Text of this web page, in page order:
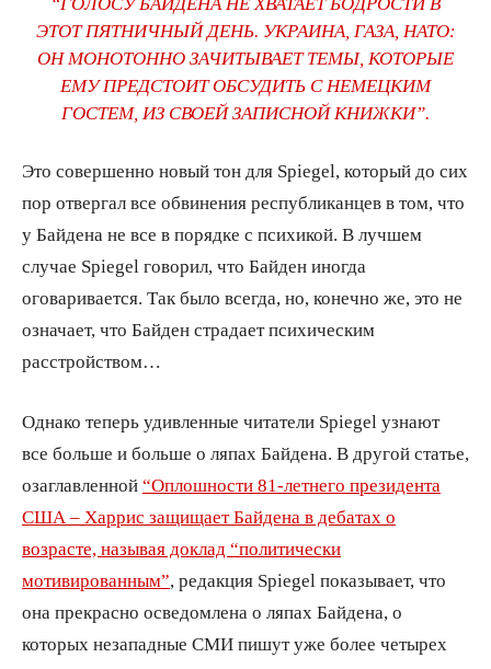
ЭТОТ ПЯТНИЧНЫЙ ДЕНЬ. УКРАИНА, ГАЗА, НАТО:
ОН МОНОТОННО ЗАЧИТЫВАЕТ ТЕМЫ, КОТОРЫЕ
ЕМУ ПРЕДСТОИТ ОБСУДИТЬ С НЕМЕЦКИМ
ГОСТЕМ, ИЗ СВОЕЙ ЗАПИСНОЙ КНИЖКИ”.
Это совершенно новый тон для Spiegel, который до сих
пор отвергал все обвинения республиканцев в том, что
у Байдена не все в порядке с психикой. В лучшем
случае Spiegel говорил, что Байден иногда
оговаривается. Так было всегда, но, конечно же, это не
означает, что Байден страдает психическим
расстройством…
Однако теперь удивленные читатели Spiegel узнают
все больше и больше о ляпах Байдена. В другой статье,
озаглавленной “Оплошности 81-летнего президента
США – Харрис защищает Байдена в дебатах о
возрасте, называя доклад “политически
мотивированным” , редакция Spiegel показывает, что
она прекрасно осведомлена о ляпах Байдена, о
которых незападные СМИ пишут уже более четырех